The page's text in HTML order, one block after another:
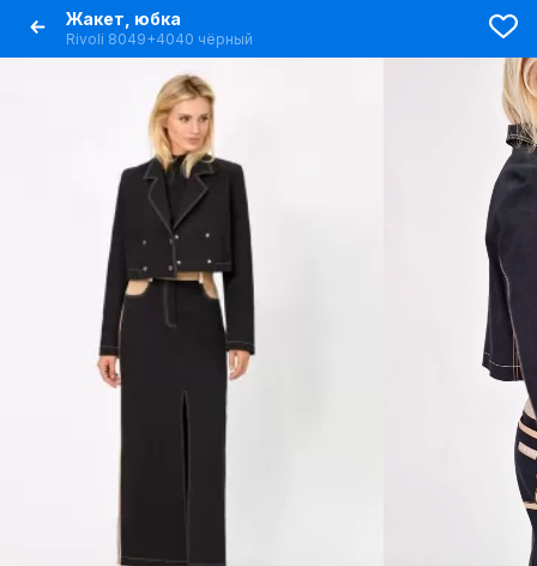
Жакет, юбка
Rivoli 8049+4040 чёрный